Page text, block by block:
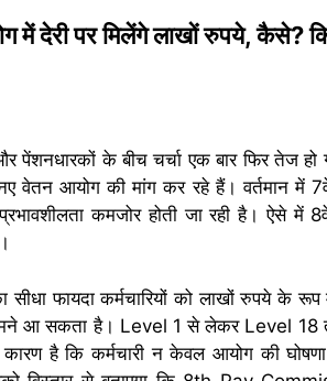
पर मिलेंगे लाखों रुपये, कैसे?
के बीच चर्चा एक बार फिर तेज हो
वेतन आयोग की मांग कर रहे हैं। वर्तमान में
कमजोर होती जा रही है। ऐसे में
फायदा कर्मचारियों को लाखों रुपये के रूप
आ सकता है। Level 1 से लेकर Level
है कि कर्मचारी न केवल आयोग की